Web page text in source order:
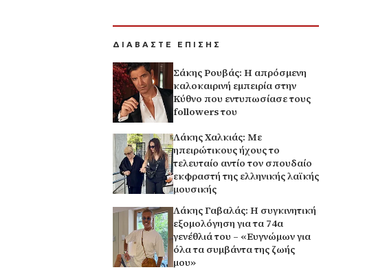
ΔΙΑΒΑΣΤΕ ΕΠΙΣΗΣ
Σάκης Ρουβάς: Η απρόσμενη
καλοκαιρινή εμπειρία στην
Κύθνο που εντυπωσίασε τους
followers του
Λάκης Χαλκιάς: Με
ηπειρώτικους ήχους το
τελευταίο αντίο τον σπουδαίο
εκφραστή της ελληνικής λαϊκής
μουσικής
Λάκης Γαβαλάς: Η συγκινητική
εξομολόγηση για τα 74α
γενέθλιά του – «Ευγνώμων για
όλα τα συμβάντα της ζωής
μου»